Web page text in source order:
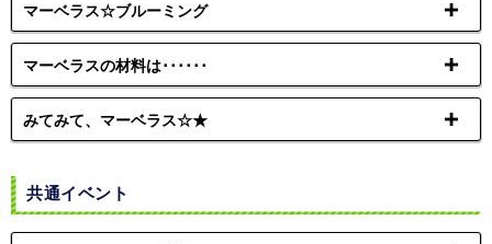
マーベラス☆ブルーミング
マーベラスの材料は･･････
みてみて、マーベラス☆★
共通イベント